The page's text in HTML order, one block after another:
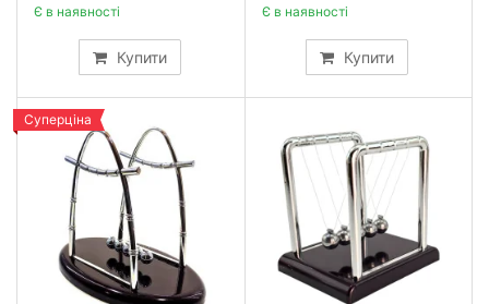
Купити
Є в наявності
Купити
Є в наявності
Суперціна